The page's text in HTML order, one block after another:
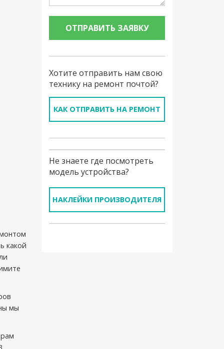
какой
мы
Хотите отправить нам свою
технику на ремонт почтой?
КАК ОТПРАВИТЬ НА РЕМОНТ
Не знаете где посмотреть
модель устройства?
НАКЛЕЙКИ ПРОИЗВОДИТЕЛЯ